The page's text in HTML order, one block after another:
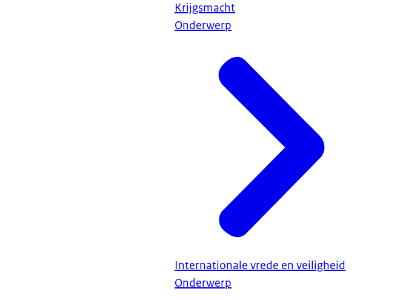
Krijgsmacht
Onderwerp
Internationale vrede en veiligheid
Onderwerp